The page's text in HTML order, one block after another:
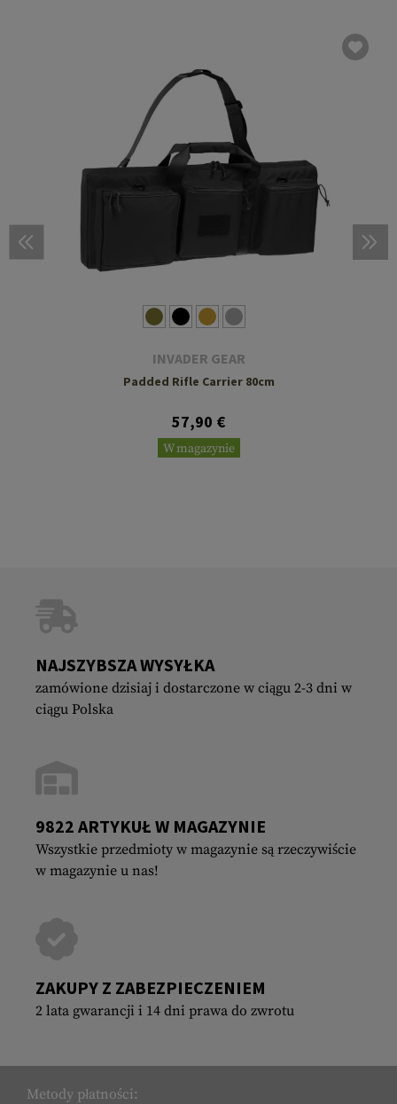
INVADER GEAR
Padded Rifle Carrier 80cm
57,90 €
W magazynie
NAJSZYBSZA WYSYŁKA
zamówione dzisiaj i dostarczone w ciągu 2-3 dni w
ciągu Polska
9822 ARTYKUŁ W MAGAZYNIE
Wszystkie przedmioty w magazynie są rzeczywiście
w magazynie u nas!
ZAKUPY Z ZABEZPIECZENIEM
2 lata gwarancji i 14 dni prawa do zwrotu
Metody płatności: